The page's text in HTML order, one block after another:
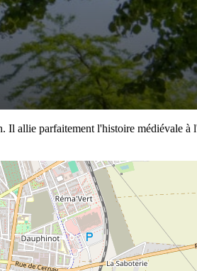
Il allie parfaitement l'histoire médiévale à